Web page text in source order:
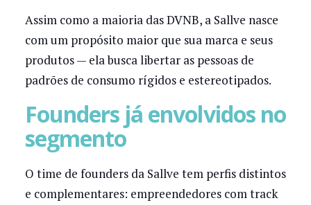
Assim como a maioria das DVNB, a Sallve nasce
com um propósito maior que sua marca e seus
produtos — ela busca libertar as pessoas de
padrões de consumo rígidos e estereotipados.
Founders já envolvidos no
segmento
O time de founders da Sallve tem perfis distintos
e complementares: empreendedores com track